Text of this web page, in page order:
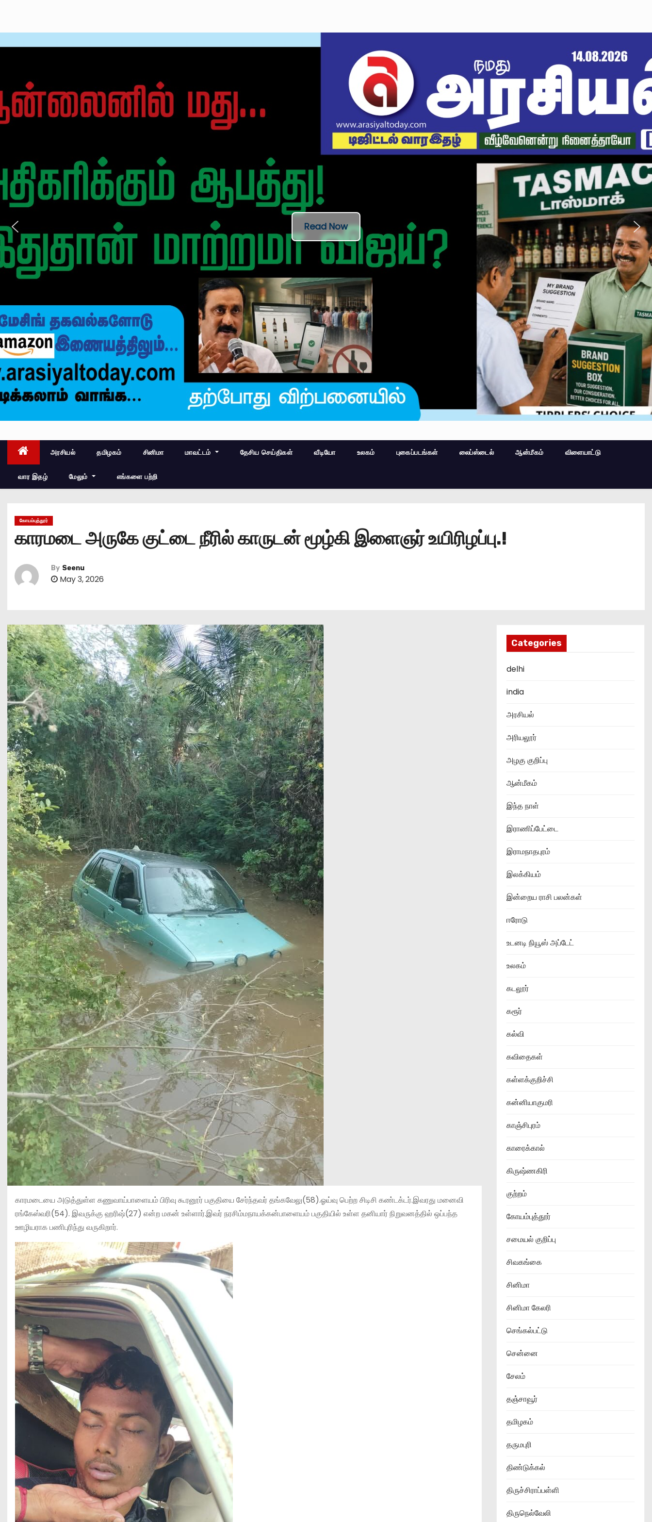
Read Now
அரசியல் தமிழகம் சினிமா மாவட்டம் தேசிய செய்திகள் வீடியோ உலகம் புகைப்படங்கள் லைப்ஸ்டைல் ஆன்மீகம் விளையாட்டு
வார இதழ் மேலும் எங்களை பற்றி
கோயம்புத்தூர்
காரமடை அருகே குட்டை நீரில் காருடன் மூழ்கி இளைஞர் உயிரிழப்பு.!
By Seenu
May 3, 2026
காரமடையை அடுத்துள்ள கணுவாய்பாளையம் பிரிவு கூரனூர் பகுதியை சேர்ந்தவர் தங்கவேலு(58).ஓய்வு பெற்ற சிடிசி கண்டக்டர்.இவரது மனைவி
ரங்கேஸ்வரி(54). இவருக்கு ஹரிஷ்(27) என்ற மகன் உள்ளார்.இவர் நரசிம்மநாயக்கன்பாளையம் பகுதியில் உள்ள தனியார் நிறுவனத்தில் ஒப்பந்த
ஊழியராக பணிபுரிந்து வருகிறார்.
Categories
delhi
india
அரசியல்
அரியலூர்
அழகு குறிப்பு
ஆன்மீகம்
இந்த நாள்
இராணிப்பேட்டை
இராமநாதபுரம்
இலக்கியம்
இன்றைய ராசி பலன்கள்
ஈரோடு
உடனடி நியூஸ் அப்டேட்
உலகம்
கடலூர்
கரூர்
கல்வி
கவிதைகள்
கள்ளக்குறிச்சி
கன்னியாகுமரி
காஞ்சிபுரம்
காரைக்கால்
கிருஷ்ணகிரி
குற்றம்
கோயம்புத்தூர்
சமையல் குறிப்பு
சிவகங்கை
சினிமா
சினிமா கேலரி
செங்கல்பட்டு
சென்னை
சேலம்
தஞ்சாவூர்
தமிழகம்
தருமபுரி
திண்டுக்கல்
திருச்சிராப்பள்ளி
திருநெல்வேலி